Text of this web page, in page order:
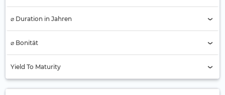
⌀ Duration in Jahren
⌀ Bonität
AA
Yield To Maturity